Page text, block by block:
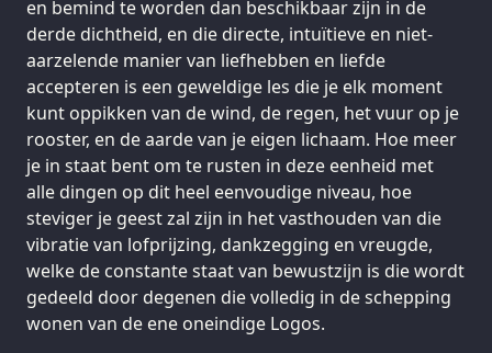
en bemind te worden dan beschikbaar zijn in de
derde dichtheid, en die directe, intuïtieve en niet-
aarzelende manier van liefhebben en liefde
accepteren is een geweldige les die je elk moment
kunt oppikken van de wind, de regen, het vuur op je
rooster, en de aarde van je eigen lichaam. Hoe meer
je in staat bent om te rusten in deze eenheid met
alle dingen op dit heel eenvoudige niveau, hoe
steviger je geest zal zijn in het vasthouden van die
vibratie van lofprijzing, dankzegging en vreugde,
welke de constante staat van bewustzijn is die wordt
gedeeld door degenen die volledig in de schepping
wonen van de ene oneindige Logos.